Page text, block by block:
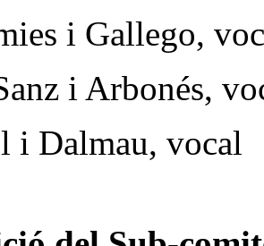
i Gallego,
i Arbonés,
i Dalmau, vocal